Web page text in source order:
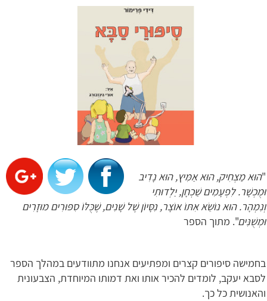
"הוּא מַצְחִיק, הוּא אַמִּיץ, הוּא נָדִיב
וּמֻכְשָׁר. לִפְעָמִים שַׁכְחָן, יַלְדוּתִי
וְנִמְהָר. הוּא נוֹשֵׂא אִתּוֹ אוֹצָר, נִסָּיוֹן שֶׁל שָׁנִים, שֶׁכֻּלּוֹ סִפּוּרִים מוּזָרִים
וּמְשֻׁנִּים". מתוך הספר
בחמישה סיפורים קצרים ומפתיעים אנחנו מתוודעים במהלך הספר
לסבא יעקב, לומדים להכיר אותו ואת דמותו המיוחדת, הצבעונית
והאנושית כל כך.